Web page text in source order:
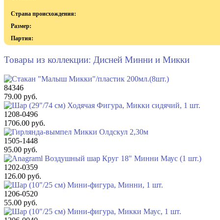
Страна происхождения:
Размер:
Партия:
Товары из коллекции: Дисней Минни и Микки
84346
79.00 руб.
1208-0496
1706.00 руб.
1505-1448
95.00 руб.
1202-0359
126.00 руб.
1206-0520
55.00 руб.